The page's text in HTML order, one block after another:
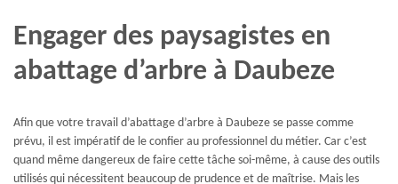
Engager des paysagistes en
abattage d’arbre à Daubeze
Afin que votre travail d’abattage d’arbre à Daubeze se passe comme
prévu, il est impératif de le confier au professionnel du métier. Car c’est
quand même dangereux de faire cette tâche soi-même, à cause des outils
utilisés qui nécessitent beaucoup de prudence et de maîtrise. Mais les